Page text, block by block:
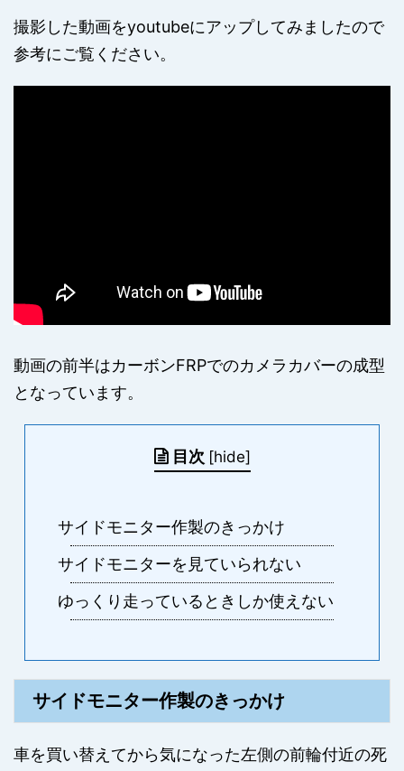
撮影した動画をyoutubeにアップしてみましたので
参考にご覧ください。
動画の前半はカーボンFRPでのカメラカバーの成型
となっています。
目次 [hide]
サイドモニター作製のきっかけ
サイドモニターを見ていられない
ゆっくり走っているときしか使えない
サイドモニター作製のきっかけ
車を買い替えてから気になった左側の前輪付近の死